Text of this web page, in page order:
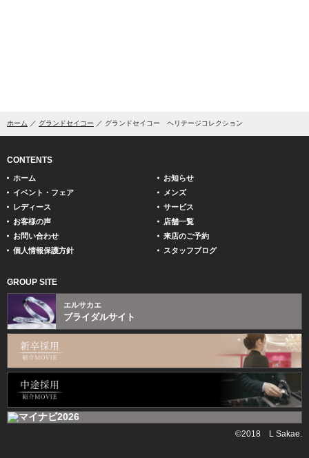
ホーム グランドセイコー グランドセイコー ヘリテージコレクション
CONTENTS
ホーム
お知らせ
イベント・フェア
メンズ
レディース
サービス
お客様の声
店舗一覧
お問い合わせ
来店のご予約
個人情報保護方針
スタッフブログ
GROUP SITE
エルサカエ
ブライダルサイト
©2018 L Sakae.